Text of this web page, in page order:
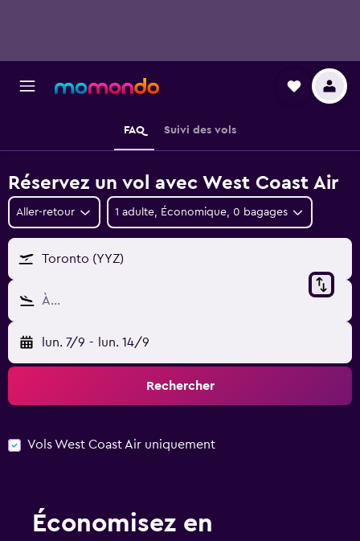
FAQ Suivi des vols
Réservez un vol avec West Coast Air
Aller-retour 1 adulte, Économique, 0 bagages
Toronto (YYZ)
À…
lun. 7/9 - lun. 14/9
Rechercher
Vols West Coast Air uniquement
Économisez en